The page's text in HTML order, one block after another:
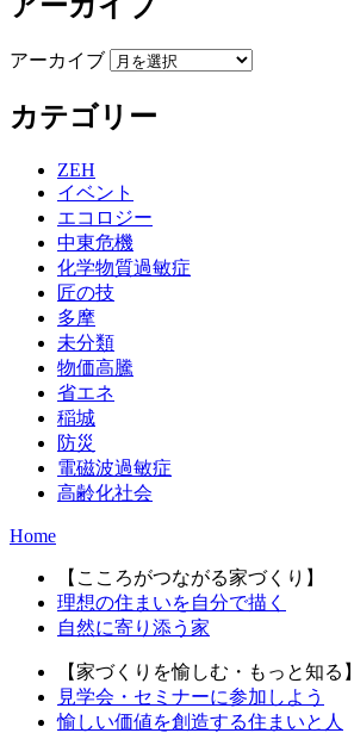
アーカイブ
カテゴリー
ZEH
イベント
エコロジー
中東危機
化学物質過敏症
匠の技
多摩
未分類
物価高騰
省エネ
稲城
防災
電磁波過敏症
高齢化社会
Home
【こころがつながる家づくり】
理想の住まいを自分で描く
自然に寄り添う家
【家づくりを愉しむ・もっと知る】
見学会・セミナーに参加しよう
愉しい価値を創造する住まいと人